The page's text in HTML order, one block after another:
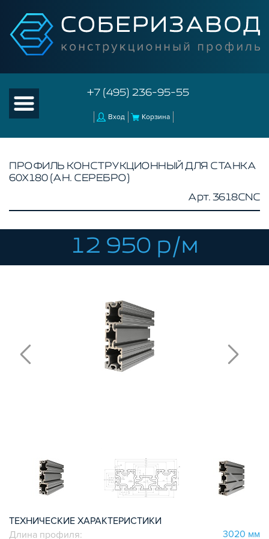
+7 (495) 236-95-55
Вход Корзина
КАТАЛОГ ТОВАРОВ
КОНСТРУКЦИОННЫЙ ПРОФИЛЬ
КОМПЛЕКТУЮЩИЕ К ЧПУ
КОНСТРУКЦИОННЫЙ ПРОФИЛЬ ДЛЯ
ПРОФИЛЬНЫЕ НАПРАВЛЯЮЩИЕ
ОПОРЫ ХОДОВЫХ ВИНТОВ
ЛИНЕЙНЫЕ ПОДШИПНИКИ И МОДУЛИ
КАБЕЛЬ-КАНАЛЫ СТАНОЧНЫЕ ГИБКИЕ
МУФТЫ СОЕДИНИТЕЛЬНЫЕ
АКСЕССУАРЫ ДЛЯ V-ПАЗА
СОЕДИНИТЕЛЬНЫЕ ПЛАСТИНЫ
СУХАРИ ПАЗОВЫЕ
УГЛОВЫЕ СОЕДИНИТЕЛИ
ПРОФИЛЬ КОНСТРУКЦИОННЫЙ ДЛЯ СТАНКА
60Х180 (АН. СЕРЕБРО)
Арт. 3618CNC
12 950 р/м
ТЕХНИЧЕСКИЕ ХАРАКТЕРИСТИКИ
Длина профиля:
3020 мм